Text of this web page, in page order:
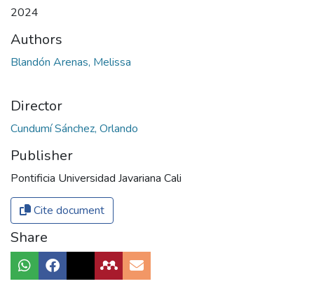
2024
Authors
Blandón Arenas, Melissa
Director
Cundumí Sánchez, Orlando
Publisher
Pontificia Universidad Javariana Cali
Cite document
Share